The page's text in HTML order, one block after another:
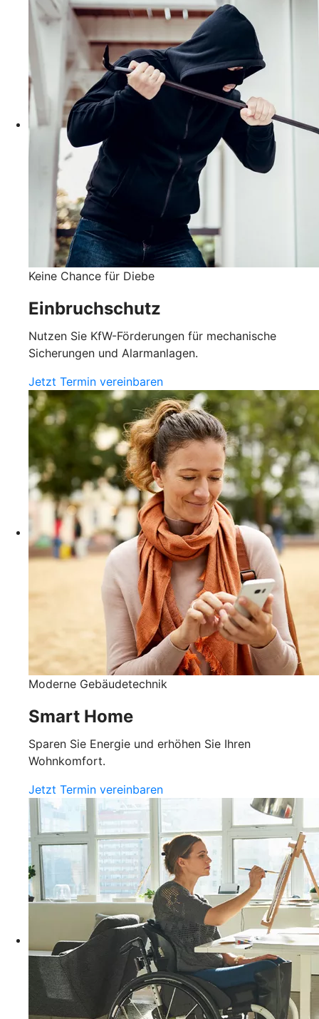
Keine Chance für Diebe
Einbruchschutz
Nutzen Sie KfW-Förderungen für mechanische
Sicherungen und Alarmanlagen.
Jetzt Termin vereinbaren
Moderne Gebäudetechnik
Smart Home
Sparen Sie Energie und erhöhen Sie Ihren
Wohnkomfort.
Jetzt Termin vereinbaren